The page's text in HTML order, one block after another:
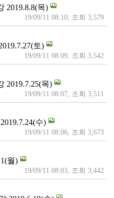
2019.8.8(목)
19/09/11 08:10, 조회 3,579
토)
19/09/11 08:09, 조회 3,542
2019.7.25(목)
19/09/11 08:07, 조회 3,511
수)
19/09/11 08:06, 조회 3,673
월)
19/09/11 08:03, 조회 3,442